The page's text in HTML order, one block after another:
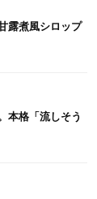
露煮風シロップ
本格「流しそう